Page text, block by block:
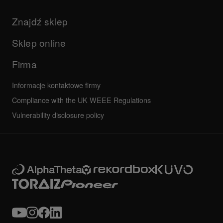
Podręczniki i dokumentacja
Program certyfikacji AlphaTheta
Najczęściej zadawane pytania
Forum społeczności
Firma
Inne
Znajdź sklep
Sklep online
Firma
Informacje kontaktowe firmy
Compliance with the UK WEEE Regulations
Vulnerability disclosure policy